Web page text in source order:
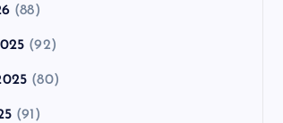
(88)
(92)
(80)
(91)